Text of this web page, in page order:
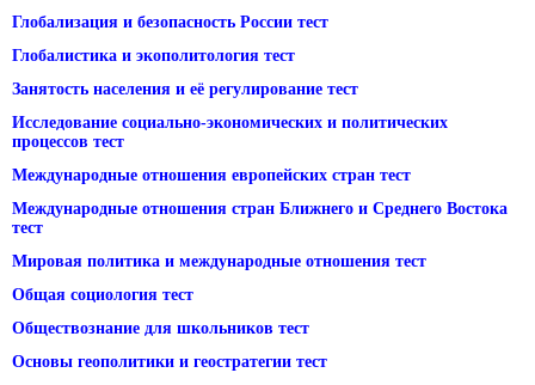
Глобализация и безопасность России тест
Глобалистика и экополитология тест
Занятость населения и её регулирование тест
Исследование социально-экономических и политических
процессов тест
Международные отношения европейских стран тест
Международные отношения стран Ближнего и Среднего Востока
тест
Мировая политика и международные отношения тест
Общая социология тест
Обществознание для школьников тест
Основы геополитики и геостратегии тест